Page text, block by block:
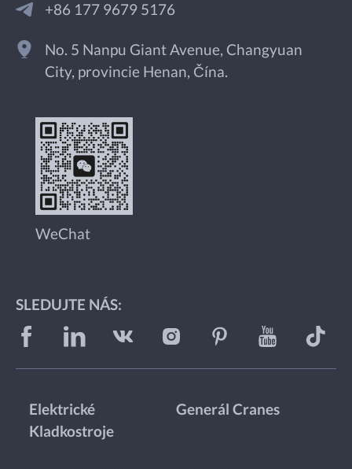
+86 177 9679 5176
No. 5 Nanpu Giant Avenue, Changyuan
City, provincie Henan, Čína.
WeChat
SLEDUJTE NÁS:
Elektrické
Kladkostroje
Generál Cranes